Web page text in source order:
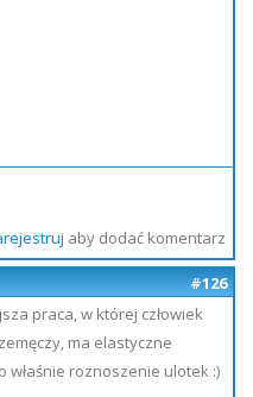
aby dodać komentarz
#126
praca, w której człowiek
ma elastyczne
właśnie roznoszenie ulotek :)